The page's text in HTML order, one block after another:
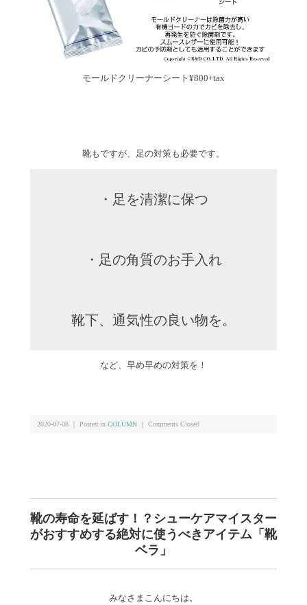
モールドクリーナーシート¥800+tax
靴もですが、足の対策も必要です。
・足を清潔に保つ
・足の角質のお手入れ
靴下、通気性の良い物を。
など、早め早めの対策を！
2020-07-08 ｜ Posted in COLUMN Comments Closed
靴の寿命を延ばす！？シューケアマイスター
がおすすめする絶対に使うべきアイテム「靴
ベラ」
みなさまこんにちは。